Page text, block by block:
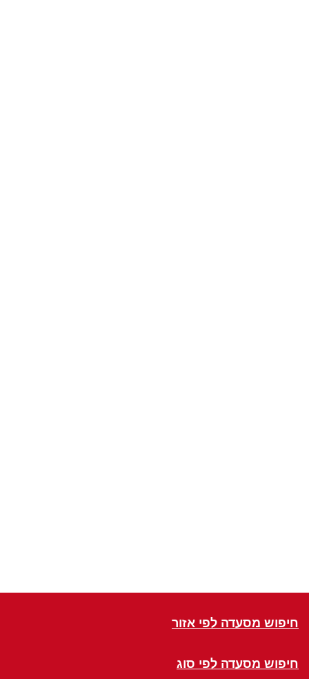
חיפוש מסעדה לפי אזור
חיפוש מסעדה לפי סוג